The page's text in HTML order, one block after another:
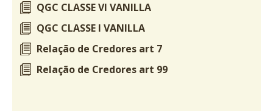
QGC CLASSE VI VANILLA
QGC CLASSE I VANILLA
Relação de Credores art 7
Relação de Credores art 99